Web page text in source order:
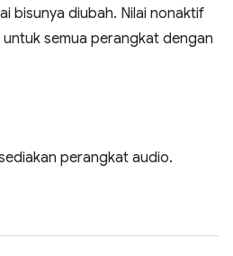
bisunya diubah. Nilai nonaktif
semua perangkat dengan
perangkat audio.